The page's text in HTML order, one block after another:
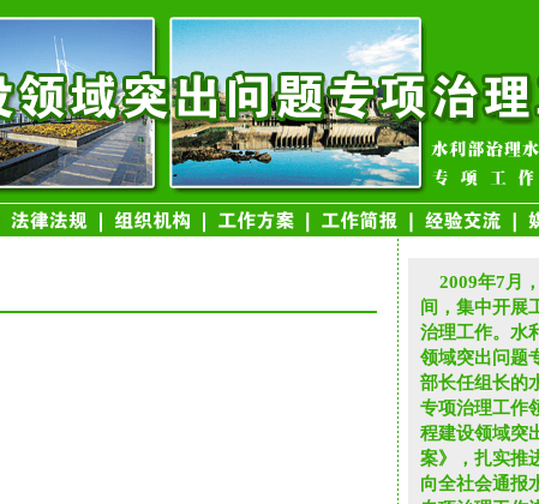
2009年7月
间，集中开展
治理工作。水
领域突出问题
部长任组长的
专项治理工作
程建设领域突
案》，扎实推
向全社会通报